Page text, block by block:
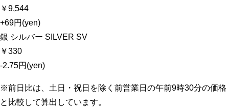
￥9,544
+69円(yen)
銀 シルバー SILVER SV
￥330
-2.75円(yen)
※前日比は、土日・祝日を除く前営業日の午前9時30分の価格
と比較して算出しています。